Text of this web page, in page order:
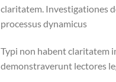
claritatem. Investigationes
processus dynamicus
Typi non habent claritatem
demonstraverunt lectores